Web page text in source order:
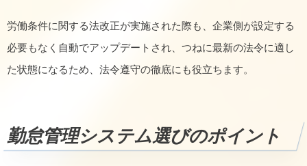
労働条件に関する法改正が実施された際も、企業側が設定する
必要もなく自動でアップデートされ、つねに最新の法令に適し
た状態になるため、法令遵守の徹底にも役立ちます。
勤怠管理システム選びのポイント